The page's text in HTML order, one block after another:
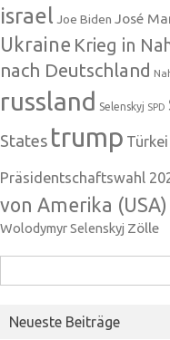
israel Joe Biden José
Ukraine Krieg in
nach Deutschland
russland Selenskyj SPD
States trump Türkei
Präsidentschaftswahl
von Amerika (USA)
Wolodymyr Selenskyj Zölle
nach:
Neueste Beiträge